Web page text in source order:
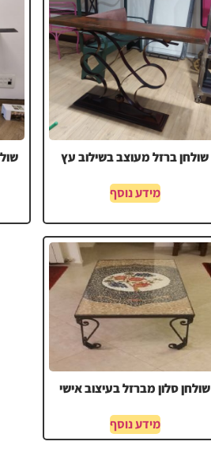
שולחן ברזל מעוצב בשילוב עץ
מידע נוסף
שולחן סלון מברזל בעיצוב אישי
מידע נוסף